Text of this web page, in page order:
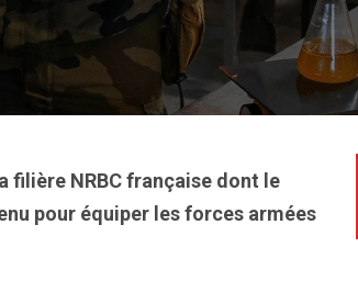
filière NRBC française dont le
pour équiper les forces armées